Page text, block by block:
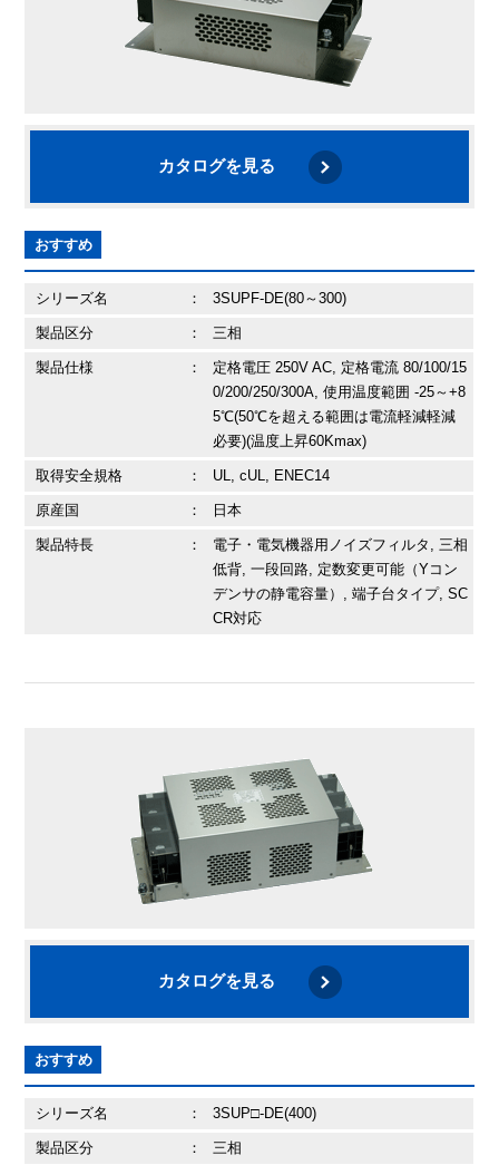
カタログを見る
おすすめ
シリーズ名 ： 3SUPF-DE(80～300)
製品区分 ： 三相
製品仕様 ：
定格電圧 250V AC, 定格電流 80/100/15
0/200/250/300A, 使用温度範囲 -25～+8
5℃(50℃を超える範囲は電流軽減軽減
必要)(温度上昇60Kmax)
取得安全規格 ： UL, cUL, ENEC14
原産国 ： 日本
製品特長 ：
電子・電気機器用ノイズフィルタ, 三相
低背, 一段回路, 定数変更可能（Yコン
デンサの静電容量）, 端子台タイプ, SC
CR対応
カタログを見る
おすすめ
シリーズ名 ： 3SUP□-DE(400)
製品区分 ： 三相